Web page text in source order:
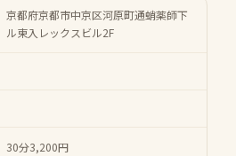
京都府京都市中京区河原町通蛸薬師下
ル東入レックスビル2F
30分3,200円